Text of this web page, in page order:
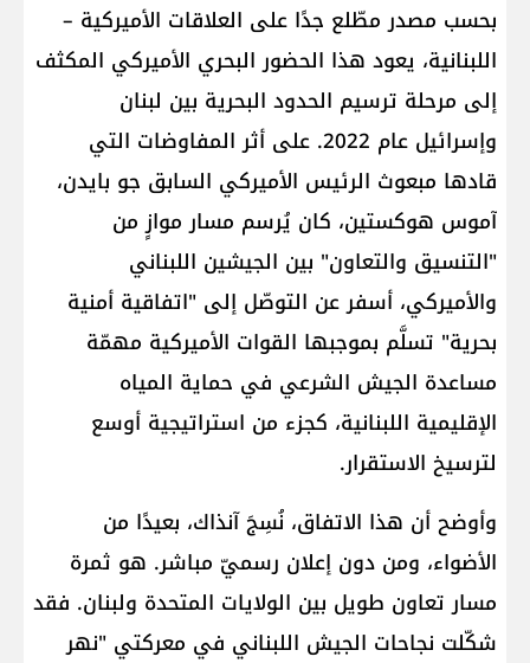
بحسب مصدر مطّلع جدًا على العلاقات الأميركية –
اللبنانية، يعود هذا الحضور البحري الأميركي المكثف
إلى مرحلة ترسيم الحدود البحرية بين لبنان
وإسرائيل عام 2022. على أثر المفاوضات التي
قادها مبعوث الرئيس الأميركي السابق جو بايدن،
آموس هوكستين، كان يُرسم مسار موازٍ من
"التنسيق والتعاون" بين الجيشين اللبناني
والأميركي، أسفر عن التوصّل إلى "اتفاقية أمنية
بحرية" تسلَّم بموجبها القوات الأميركية مهمّة
مساعدة الجيش الشرعي في حماية المياه
الإقليمية اللبنانية، كجزء من استراتيجية أوسع
لترسيخ الاستقرار.
وأوضح أن هذا الاتفاق، نُسِجَ آنذاك، بعيدًا من
الأضواء، ومن دون إعلان رسميّ مباشر. هو ثمرة
مسار تعاون طويل بين الولايات المتحدة ولبنان. فقد
شكّلت نجاحات الجيش اللبناني في معركتي "نهر